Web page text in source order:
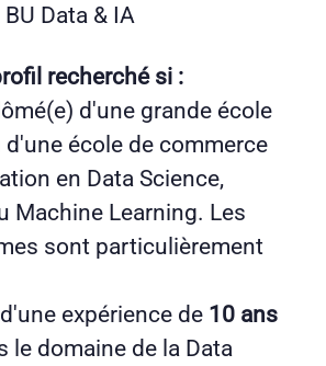
Data & IA
recherché si :
d'une grande école
école de commerce
en Data Science,
Machine Learning. Les
sont particulièrement
expérience de 10 ans
le domaine de la Data